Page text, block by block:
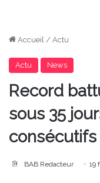
Accueil / Actu
Actu News
Record
sous 35
consécutifs
BAB Redacteur 19